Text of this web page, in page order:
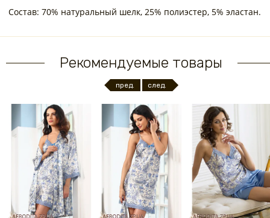
Состав: 70% натуральный шелк, 25% полиэстер, 5% эластан.
Рекомендуемые товары
пред. след.